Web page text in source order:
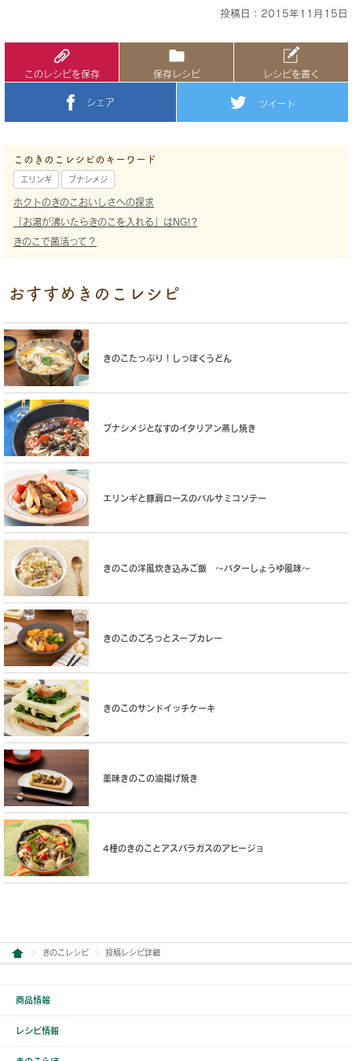
投稿日：2015年11月15日
このレシピを保存 保存レシピ レシピを書く
シェア ツイート
このきのこレシピのキーワード
エリンギ ブナシメジ
ホクトのきのこおいしさへの探求
「お湯が沸いたらきのこを入れる」はNG!?
きのこで菌活って？
おすすめきのこレシピ
きのこたっぷり！しっぽくうどん
ブナシメジとなすのイタリアン蒸し焼き
エリンギと豚肩ロースのバルサミコソテー
きのこの洋風炊き込みご飯 〜バターしょうゆ風味〜
きのこのごろっとスープカレー
きのこのサンドイッチケーキ
薬味きのこの油揚げ焼き
4種のきのことアスパラガスのアヒージョ
きのこレシピ 投稿レシピ詳細
商品情報
レシピ情報